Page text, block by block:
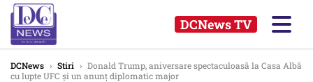
DCNews TV
DCNews › Stiri › Donald Trump, aniversare spectaculoasă la Casa Albă
cu lupte UFC și un anunț diplomatic major